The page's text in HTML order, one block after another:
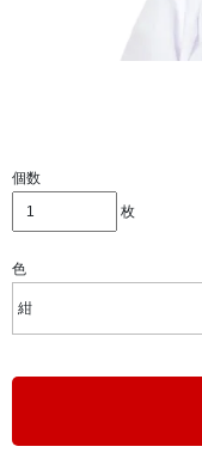
■輪袈裟（般若心経
四国八十八ヶ所・四
個数
枚
色